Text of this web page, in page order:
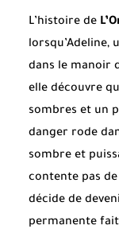
L’histoire de
lorsqu’Adeline,
dans le manoir
elle découvre
sombres et un
danger rode
sombre et
contente pas de
décide de
permanente